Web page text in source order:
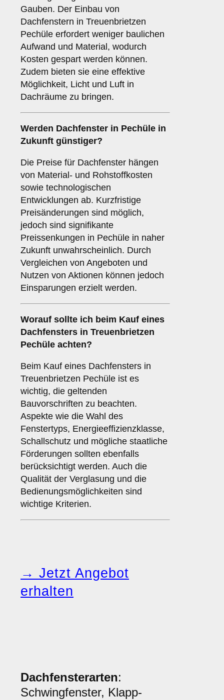
Gauben. Der Einbau von
Dachfenstern in Treuenbrietzen
Pechüle erfordert weniger baulichen
Aufwand und Material, wodurch
Kosten gespart werden können.
Zudem bieten sie eine effektive
Möglichkeit, Licht und Luft in
Dachräume zu bringen.
Werden Dachfenster in Pechüle in
Zukunft günstiger?
Die Preise für Dachfenster hängen
von Material- und Rohstoffkosten
sowie technologischen
Entwicklungen ab. Kurzfristige
Preisänderungen sind möglich,
jedoch sind signifikante
Preissenkungen in Pechüle in naher
Zukunft unwahrscheinlich. Durch
Vergleichen von Angeboten und
Nutzen von Aktionen können jedoch
Einsparungen erzielt werden.
Worauf sollte ich beim Kauf eines
Dachfensters in Treuenbrietzen
Pechüle achten?
Beim Kauf eines Dachfensters in
Treuenbrietzen Pechüle ist es
wichtig, die geltenden
Bauvorschriften zu beachten.
Aspekte wie die Wahl des
Fenstertyps, Energieeffizienzklasse,
Schallschutz und mögliche staatliche
Förderungen sollten ebenfalls
berücksichtigt werden. Auch die
Qualität der Verglasung und die
Bedienungsmöglichkeiten sind
wichtige Kriterien.
→ Jetzt Angebot
erhalten
Dachfensterarten:
Schwingfenster, Klapp-